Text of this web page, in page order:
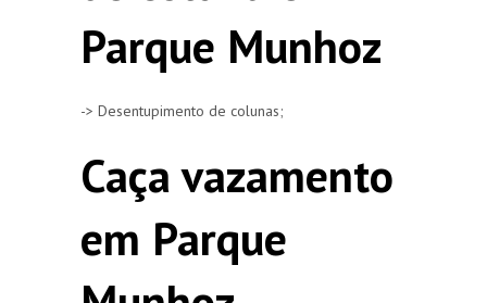
Parque Munhoz
-> Desentupimento de colunas;
Caça vazamento
em Parque